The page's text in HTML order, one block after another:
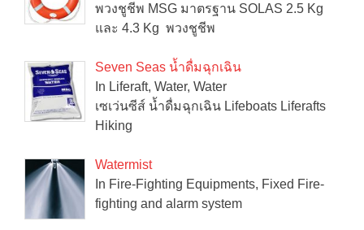
พวงชูชีพ MSG มาตรฐาน SOLAS 2.5 Kg
และ 4.3 Kg พวงชูชีพ
Seven Seas น้ำดื่มฉุกเฉิน
In Liferaft, Water, Water
เซเว่นซีส์ น้ำดื่มฉุกเฉิน Lifeboats Liferafts
Hiking
Watermist
In Fire-Fighting Equipments, Fixed Fire-
fighting and alarm system